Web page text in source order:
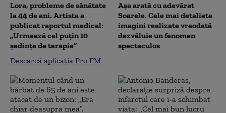
Lora, probleme de sănătate
la 44 de ani. Artista a
publicat raportul medical:
„Urmează cel puțin 10
ședințe de terapie”
Descarcă aplicația Pro FM
Așa arată cu adevărat
Soarele. Cele mai detaliate
imagini realizate vreodată
dezvăluie un fenomen
spectaculos